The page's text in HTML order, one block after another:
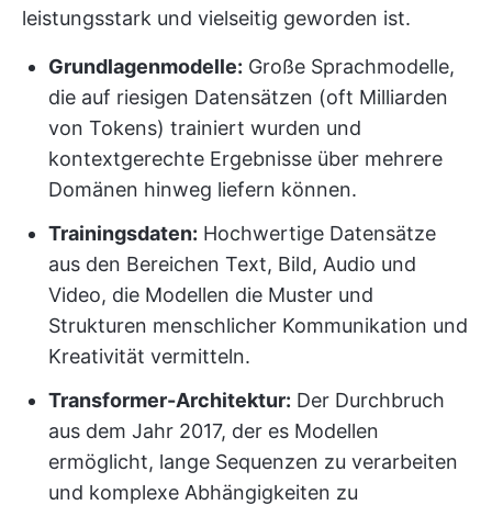
leistungsstark und vielseitig geworden ist.
Grundlagenmodelle: Große Sprachmodelle,
die auf riesigen Datensätzen (oft Milliarden
von Tokens) trainiert wurden und
kontextgerechte Ergebnisse über mehrere
Domänen hinweg liefern können.
Trainingsdaten: Hochwertige Datensätze
aus den Bereichen Text, Bild, Audio und
Video, die Modellen die Muster und
Strukturen menschlicher Kommunikation und
Kreativität vermitteln.
Transformer-Architektur: Der Durchbruch
aus dem Jahr 2017, der es Modellen
ermöglicht, lange Sequenzen zu verarbeiten
und komplexe Abhängigkeiten zu